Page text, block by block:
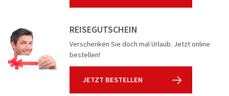
REISEGUTSCHEIN
Verschenken Sie doch mal Urlaub. Jetzt online
bestellen!
JETZT BESTELLEN